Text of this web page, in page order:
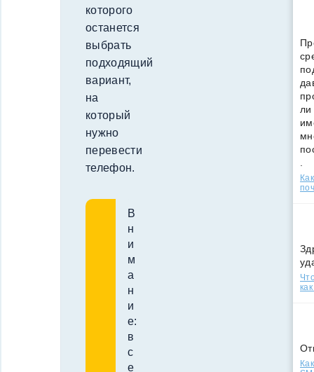
которого
останется
выбрать
подходящий
вариант,
на
который
нужно
перевести
телефон.
В
н
и
м
а
н
и
е:
в
с
е
ли